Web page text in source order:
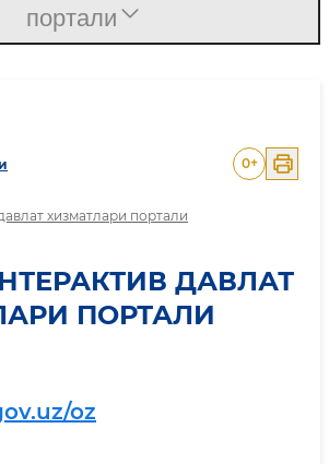
хизматлари портали
0+
ДАВЛАТ
ПОРТАЛИ
oz
портали